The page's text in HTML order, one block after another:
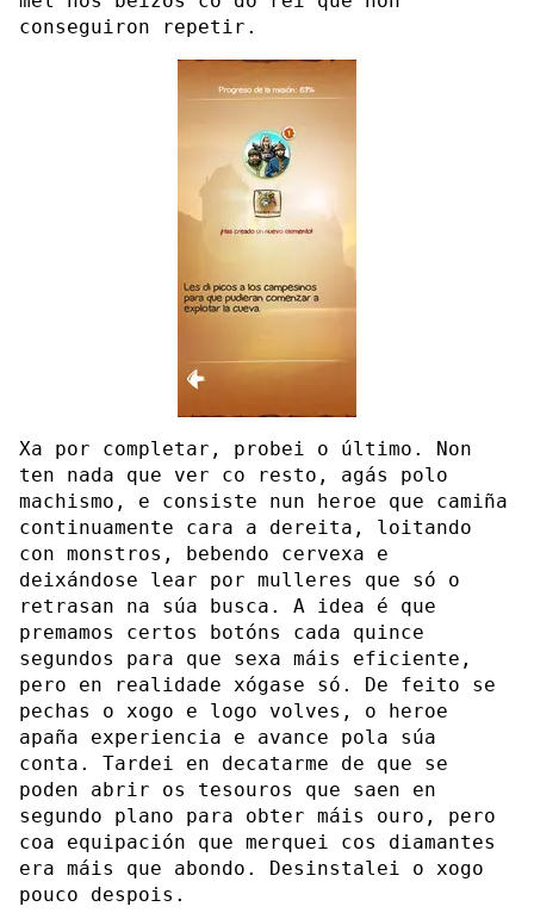
conseguiron repetir.
Xa por completar, probei o último. Non
ten nada que ver co resto, agás polo
machismo, e consiste nun heroe que camiña
continuamente cara a dereita, loitando
con monstros, bebendo cervexa e
deixándose lear por mulleres que só o
retrasan na súa busca. A idea é que
premamos certos botóns cada quince
segundos para que sexa máis eficiente,
pero en realidade xógase só. De feito se
pechas o xogo e logo volves, o heroe
apaña experiencia e avance pola súa
conta. Tardei en decatarme de que se
poden abrir os tesouros que saen en
segundo plano para obter máis ouro, pero
coa equipación que merquei cos diamantes
era máis que abondo. Desinstalei o xogo
pouco despois.